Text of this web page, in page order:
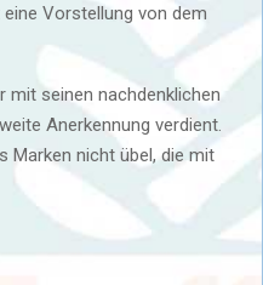
Vorstellung von dem
seinen nachdenklichen
Anerkennung verdient.
Marken nicht übel, die mit